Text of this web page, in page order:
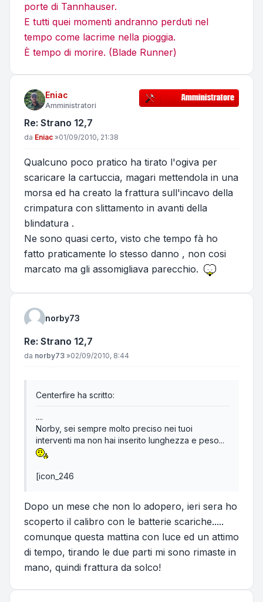
porte di Tannhauser.
E tutti quei momenti andranno perduti nel
tempo come lacrime nella pioggia.
È tempo di morire. (Blade Runner)
Eniac
Amministratori
Re: Strano 12,7
Messaggio
da Eniac »01/09/2010, 21:38
Qualcuno poco pratico ha tirato l'ogiva per
scaricare la cartuccia, magari mettendola in una
morsa ed ha creato la frattura sull'incavo della
crimpatura con slittamento in avanti della
blindatura .
Ne sono quasi certo, visto che tempo fà ho
fatto praticamente lo stesso danno , non cosi
marcato ma gli assomigliava parecchio.
norby73
Re: Strano 12,7
Messaggio
da norby73 »02/09/2010, 8:44
Centerfire ha scritto:
....
Norby, sei sempre molto preciso nei tuoi
interventi ma non hai inserito lunghezza e peso...
[icon_246
Dopo un mese che non lo adopero, ieri sera ho
scoperto il calibro con le batterie scariche.....
comunque questa mattina con luce ed un attimo
di tempo, tirando le due parti mi sono rimaste in
mano, quindi frattura da solco!